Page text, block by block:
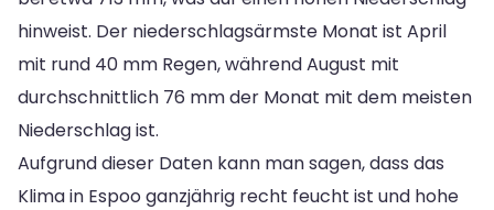
hinweist. Der niederschlagsärmste Monat ist April
mit rund 40 mm Regen, während August mit
durchschnittlich 76 mm der Monat mit dem meisten
Niederschlag ist.
Aufgrund dieser Daten kann man sagen, dass das
Klima in Espoo ganzjährig recht feucht ist und hohe